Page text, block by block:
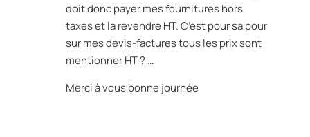
doit donc payer mes fournitures hors
taxes et la revendre HT. C’est pour sa pour
sur mes devis-factures tous les prix sont
mentionner HT ? …
Merci à vous bonne journée